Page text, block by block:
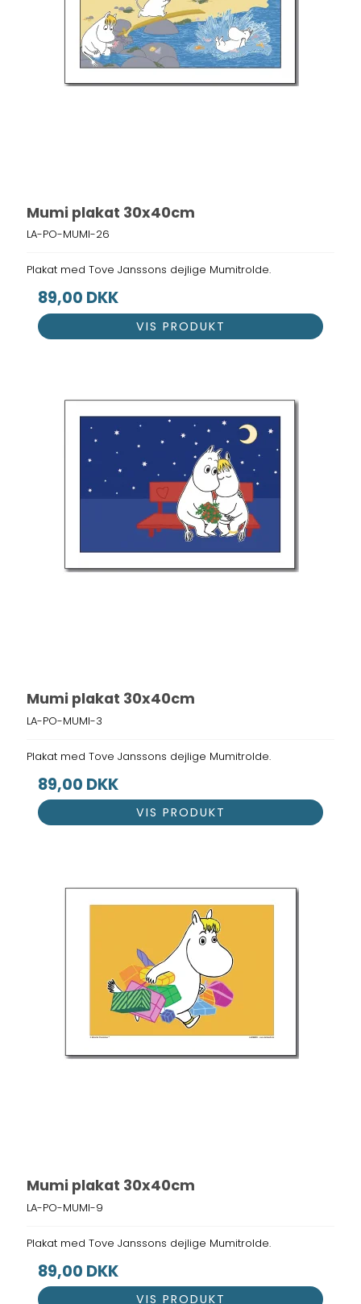
Mumi plakat 30x40cm
LA-PO-MUMI-26
Plakat med Tove Janssons dejlige Mumitrolde.
89,00 DKK
VIS PRODUKT
Mumi plakat 30x40cm
LA-PO-MUMI-3
Plakat med Tove Janssons dejlige Mumitrolde.
89,00 DKK
VIS PRODUKT
Mumi plakat 30x40cm
LA-PO-MUMI-9
Plakat med Tove Janssons dejlige Mumitrolde.
89,00 DKK
VIS PRODUKT